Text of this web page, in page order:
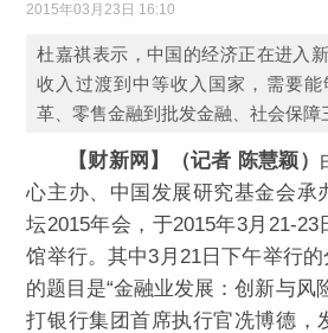
2015年03月23日 16:10
杜嘉祺表示，中国的经济正在进入
收入过渡到中等收入国家，需要
革、零售金融到批发金融、社会保障
【财新网】（记者 陈慧颖）
心主办、中国发展研究基金会承
坛2015年会，于2015年3月21-
馆举行。其中3月21日下午举行
的题目是“金融业发展：创新与风
打银行集团首席执行官冼博德，